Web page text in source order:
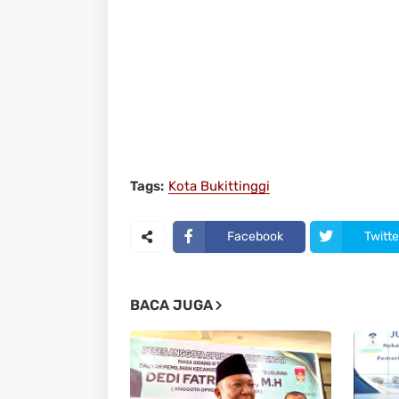
Tags: Kota Bukittinggi
Facebook
BACA JUGA